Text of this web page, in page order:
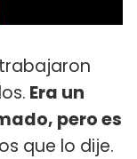
Era un
pero es
que lo dije.